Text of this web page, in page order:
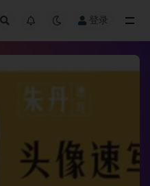
登录